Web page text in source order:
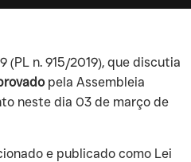
(PL n. 915/2019), que discutia
pela Assembleia
neste dia 03 de março de
e publicado como Lei